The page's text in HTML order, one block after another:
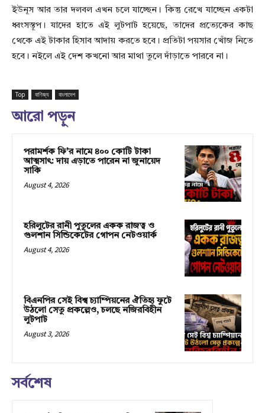
ইউনূস আর তার দলবল এখন চলে যাচ্ছেন। কিন্তু রেখে যাচ্ছেন একটা
ধ্বংসস্তূপ। যাদের হাতে এই লুটপাট হয়েছে, তাদের প্রত্যেকের কাছ
থেকে এই টাকার হিসাব আদায় করতে হবে। প্রতিটা পয়সার খোঁজ নিতে
হবে। নইলে এই দেশ কখনো আর মাথা তুলে দাঁড়াতে পারবে না।
Top বাণিজ্য বাংলাদেশ
আরো পড়ুন
পরামর্শক ফি’র নামে ৪০০ কোটি টাকা
আত্মসাৎ: দায় এড়াতে পারেন না জুনায়েদ
সাকি
August 4, 2026
হরিলুটের রানী পুতুলের একক রাজত্ব ও
গুলশান সিন্ডিকেটের গোপন নেটওয়ার্ক
August 4, 2026
বিএনপির সেই বিশ্ব চ্যাম্পিয়নের ঐতিহ্য ফুটে
উঠলো সেতু প্রকল্পেও, চলছে নজিরবিহীন
লুটপাট
August 3, 2026
সর্বশেষ